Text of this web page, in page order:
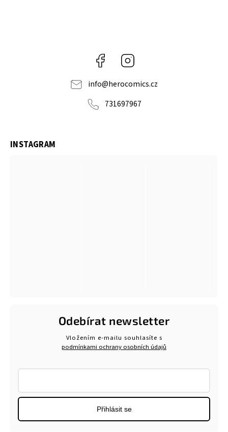
Facebook
info@herocomics.cz
731697967
INSTAGRAM
Odebírat newsletter
Vložením e-mailu souhlasíte s
podmínkami ochrany osobních údajů
Přihlásit se